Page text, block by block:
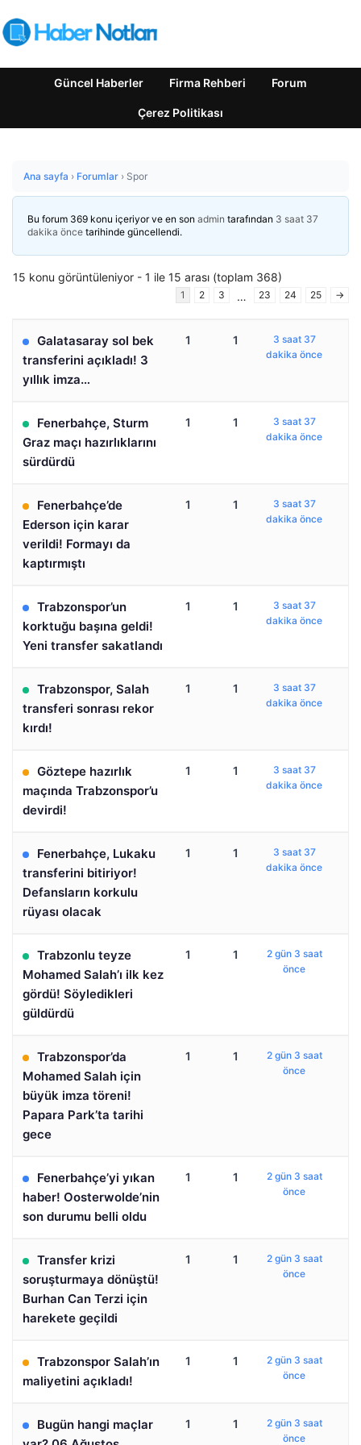
Güncel Haberler Firma Rehberi Forum
Çerez Politikası
Ana sayfa › Forumlar › Spor
Bu forum 369 konu içeriyor ve en son admin tarafından 3 saat 37
dakika önce tarihinde güncellendi.
15 konu görüntüleniyor - 1 ile 15 arası (toplam 368)
1 2 3 … 23 24 25 →
Galatasaray sol bek
transferini açıkladı! 3
yıllık imza…
1 1
3 saat 37
dakika önce
Fenerbahçe, Sturm
Graz maçı hazırlıklarını
sürdürdü
1 1
3 saat 37
dakika önce
Fenerbahçe’de
Ederson için karar
verildi! Formayı da
kaptırmıştı
1 1
3 saat 37
dakika önce
Trabzonspor’un
korktuğu başına geldi!
Yeni transfer sakatlandı
1 1
3 saat 37
dakika önce
Trabzonspor, Salah
transferi sonrası rekor
kırdı!
1 1
3 saat 37
dakika önce
Göztepe hazırlık
maçında Trabzonspor’u
devirdi!
1 1
3 saat 37
dakika önce
Fenerbahçe, Lukaku
transferini bitiriyor!
Defansların korkulu
rüyası olacak
1 1
3 saat 37
dakika önce
Trabzonlu teyze
Mohamed Salah’ı ilk kez
gördü! Söyledikleri
güldürdü
1 1
2 gün 3 saat
önce
Trabzonspor’da
Mohamed Salah için
büyük imza töreni!
Papara Park’ta tarihi
gece
1 1
2 gün 3 saat
önce
Fenerbahçe’yi yıkan
haber! Oosterwolde’nin
son durumu belli oldu
1 1
2 gün 3 saat
önce
Transfer krizi
soruşturmaya dönüştü!
Burhan Can Terzi için
harekete geçildi
1 1
2 gün 3 saat
önce
Trabzonspor Salah’ın
maliyetini açıkladı!
1 1
2 gün 3 saat
önce
Bugün hangi maçlar
1 1
2 gün 3 saat
önce